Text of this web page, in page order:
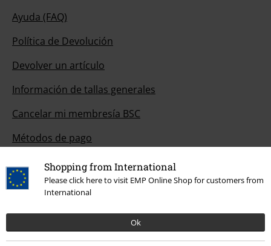
Shopping from International
Please click here to visit EMP Online Shop for customers from
International
Ok
Ayuda (FAQ)
Política de Devolución
Devolver un artículo
Información de tallas generales
Cancelar mi membresía BSC
Métodos de pago
Descuentos para ti
Concursos
Cheques Regalo